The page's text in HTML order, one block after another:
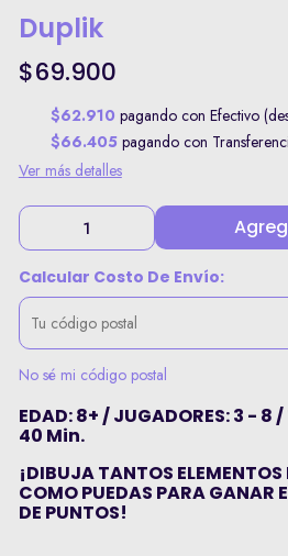
Duplik
$69.900
$62.910 pagando con Efectivo
$66.405 pagando con
Ver más detalles
Calcular Costo De Envío:
No sé mi código postal
EDAD: 8+ / JUGADORES: 3 - 8 /
40 Min.
¡DIBUJA TANTOS
COMO PUEDAS PARA GANAR
DE PUNTOS!